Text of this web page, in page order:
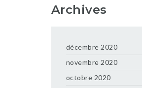
Archives
décembre 2020
novembre 2020
octobre 2020